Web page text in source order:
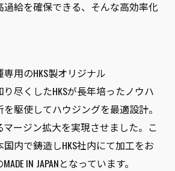
給を確保できる、そんな高効率化
用のHKS製オリジナル
尽くしたHKSが長年培ったノウハ
駆使してハウジングを最適設計。
ージン拡大を実現させました。こ
内で鋳造しHKS社内にて加工をお
IN JAPANとなっています。